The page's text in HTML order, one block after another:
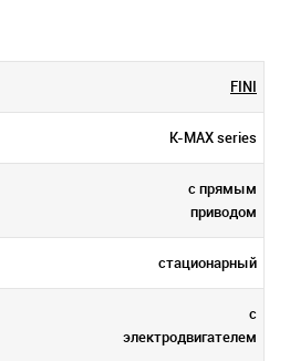
FINI
K-MAX series
с прямым
приводом
стационарный
с
электродвигателем